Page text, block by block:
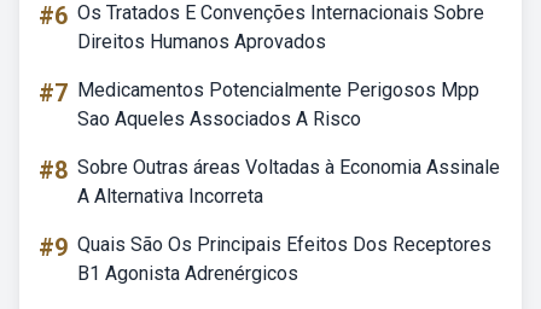
#6 Os Tratados E Convenções Internacionais Sobre
Direitos Humanos Aprovados
#7 Medicamentos Potencialmente Perigosos Mpp
Sao Aqueles Associados A Risco
#8 Sobre Outras áreas Voltadas à Economia Assinale
A Alternativa Incorreta
#9 Quais São Os Principais Efeitos Dos Receptores
B1 Agonista Adrenérgicos